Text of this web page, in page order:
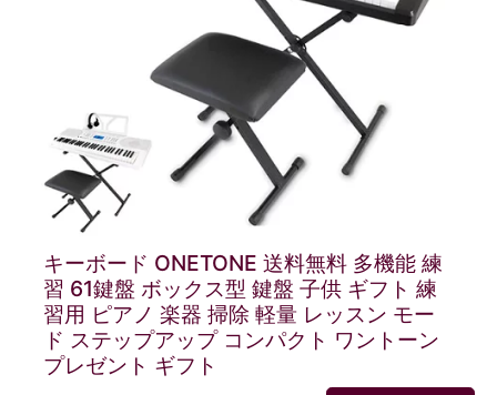
キーボード ONETONE 送料無料 多機能 練
習 61鍵盤 ボックス型 鍵盤 子供 ギフト 練
習用 ピアノ 楽器 掃除 軽量 レッスン モー
ド ステップアップ コンパクト ワントーン
プレゼント ギフト